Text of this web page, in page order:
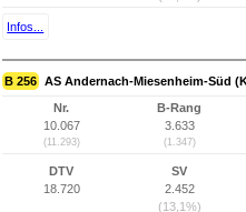
Infos...
B 256 AS Andernach-Miesenheim-Süd
Nr.
10.067
(11.293)
B-Rang
3.633
(1.347)
DTV
18.720
SV
2.452
(13,1%)